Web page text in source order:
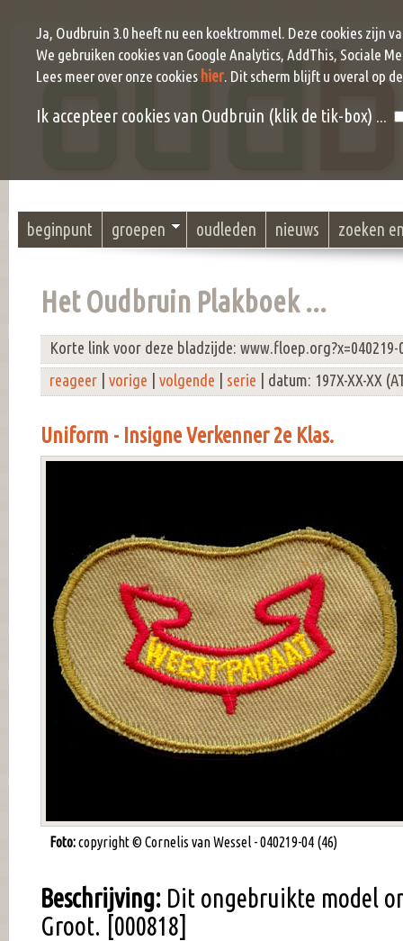
beginpunt groepen oudleden nieuws zoeken
Het Oudbruin Plakboek ...
Korte link voor deze bladzijde: www.floep.org?x=040219-
reageer
vorige volgende serie | datum: 197X-XX-XX
Uniform - Insigne Verkenner 2e Klas.
Foto:copyright © Cornelis van Wessel - 040219-04 (46)
Beschrijving: Dit ongebruikte model
Groot. [000818]
Ja, Oudbruin 3.0 heeft nu een koektrommel. Deze cookies zijn
We gebruiken cookies van Google Analytics, AddThis, Sociale
Lees meer over onze cookies hier. Dit scherm blijft u overal op
Ik accepteer cookies van Oudbruin (klik de tik-box) ...